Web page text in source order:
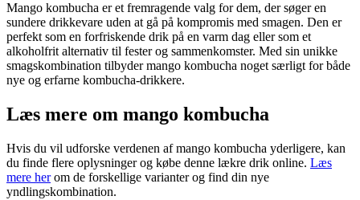
Mango kombucha er et fremragende valg for dem, der søger en
sundere drikkevare uden at gå på kompromis med smagen. Den er
perfekt som en forfriskende drik på en varm dag eller som et
alkoholfrit alternativ til fester og sammenkomster. Med sin unikke
smagskombination tilbyder mango kombucha noget særligt for både
nye og erfarne kombucha-drikkere.
Læs mere om mango kombucha
Hvis du vil udforske verdenen af mango kombucha yderligere, kan
du finde flere oplysninger og købe denne lækre drik online. Læs
mere herom de forskellige varianter og find din nye
yndlingskombination.